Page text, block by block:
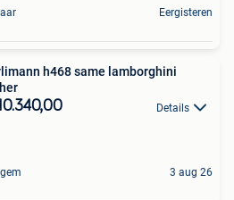
Eergisteren
h468 same lamborghini
Details
3 aug 26